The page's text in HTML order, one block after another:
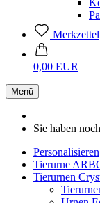
Merkzettel
0,00 EUR
Menü
Sie haben
Personalisieren
Tierurne
Tierurnen